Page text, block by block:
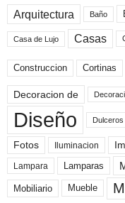
Arquitectura Baño
Casa de Lujo Casas
Construccion Cortinas
Decoracion de
Diseño Dulceros
Fotos Iluminacion
Lampara Lamparas
Mobiliario Mueble